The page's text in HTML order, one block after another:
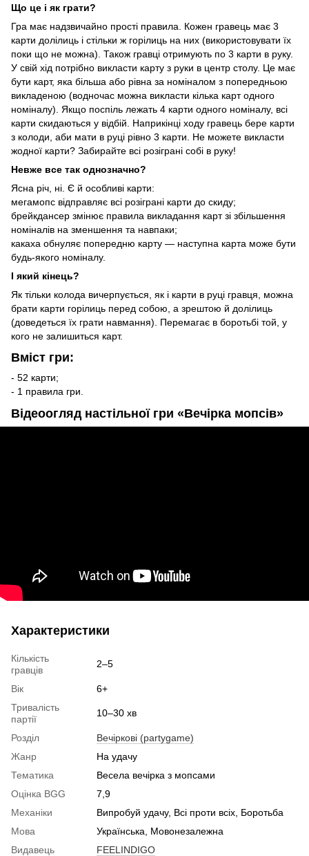
Що це і як грати?
Гра має надзвичайно прості правила. Кожен гравець має 3
карти долілиць і стільки ж горілиць на них (використовувати їх
поки що не можна). Також гравці отримують по 3 карти в руку.
У свій хід потрібно викласти карту з руки в центр столу. Це має
бути карт, яка більша або рівна за номіналом з попередньою
викладеною (водночас можна викласти кілька карт одного
номіналу). Якщо поспіль лежать 4 карти одного номіналу, всі
карти скидаються у відбій. Наприкінці ходу гравець бере карти
з колоди, аби мати в руці рівно 3 карти. Не можете викласти
жодної карти? Забирайте всі розіграні собі в руку!
Невже все так однозначно?
Ясна річ, ні. Є й особливі карти:
мегамопс відправляє всі розіграні карти до скиду;
брейкдансер змінює правила викладання карт зі збільшення
номіналів на зменшення та навпаки;
какаха обнуляє попередню карту — наступна карта може бути
будь-якого номіналу.
І який кінець?
Як тільки колода вичерпується, як і карти в руці гравця, можна
брати карти горілиць перед собою, а зрештою й долілиць
(доведеться їх грати навмання). Перемагає в боротьбі той, у
кого не залишиться карт.
Вміст гри:
- 52 карти;
- 1 правила гри.
Відеоогляд настільної гри «Вечірка мопсів»
Характеристики
Кількість
гравців
2–5
Вік
6+
Тривалість
партії
10–30 хв
Розділ
Вечіркові (partygame)
Жанр
На удачу
Тематика
Весела вечірка з мопсами
Оцінка BGG
7,9
Механіки
Випробуй удачу, Всі проти всіх, Боротьба
Мова
Українська, Мовонезалежна
Видавець
FEELINDIGO